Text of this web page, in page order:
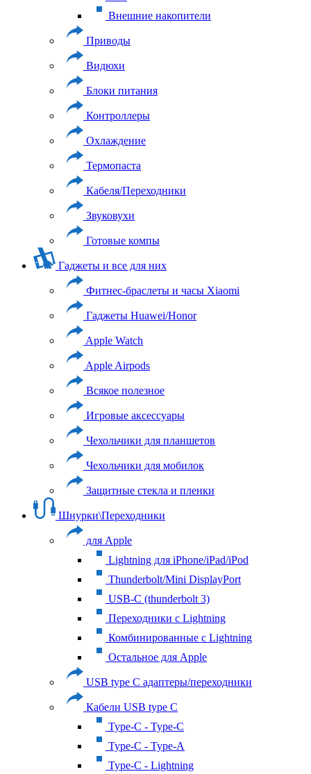
Внешние накопители
Приводы
Видюхи
Блоки питания
Контроллеры
Охлаждение
Термопаста
Кабеля/Переходники
Звуковухи
Готовые компы
Гаджеты и все для них
Фитнес-браслеты и часы Xiaomi
Гаджеты Huawei/Honor
Apple Watch
Apple Airpods
Всякое полезное
Игровые аксессуары
Чехольчики для планшетов
Чехольчики для мобилок
Защитные стекла и пленки
Шнурки\Переходники
для Apple
Lightning для iPhone/iPad/iPod
Thunderbolt/Mini DisplayPort
USB-C (thunderbolt 3)
Переходники с Lightning
Комбинированные с Lightning
Остальное для Apple
USB type C адаптеры/переходники
Кабели USB type C
Type-C - Type-C
Type-C - Type-A
Type-C - Lightning